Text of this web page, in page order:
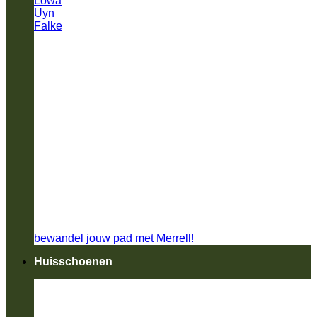
Uyn
Falke
bewandel jouw pad met Merrell!
Huisschoenen